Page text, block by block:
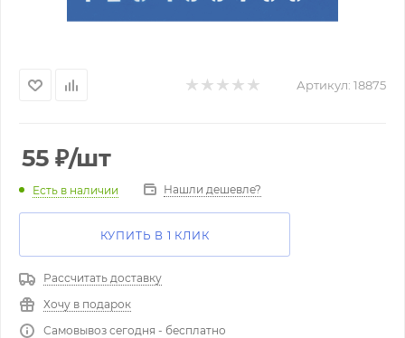
Артикул: 18875
55 ₽/шт
Есть в наличии Нашли дешевле?
КУПИТЬ В 1 КЛИК
Рассчитать доставку
Хочу в подарок
Самовывоз сегодня - бесплатно